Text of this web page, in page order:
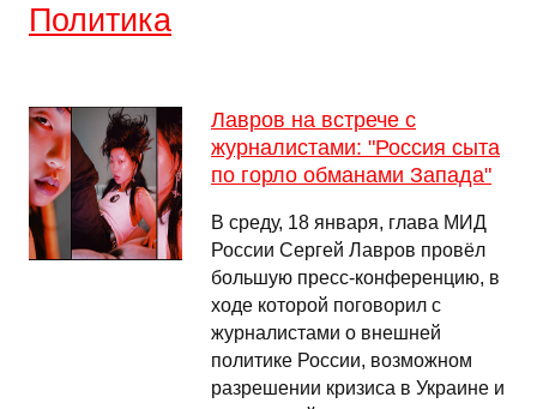
Политика
Лавров на встрече с
журналистами: "Россия сыта
по горло обманами Запада"
В среду, 18 января, глава МИД
России Сергей Лавров провёл
большую пресс-конференцию, в
ходе которой поговорил с
журналистами о внешней
политике России, возможном
разрешении кризиса в Украине и